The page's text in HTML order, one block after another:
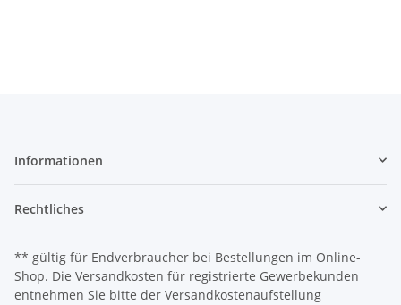
Informationen
Rechtliches
** gültig für Endverbraucher bei Bestellungen im Online-
Shop. Die Versandkosten für registrierte Gewerbekunden
entnehmen Sie bitte der Versandkostenaufstellung